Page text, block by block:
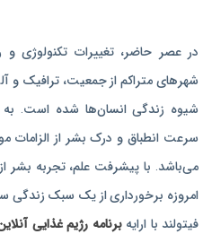
رژیم غذایی بارداری
برنامه رژیم درمانی
برنامه تمرین بدنسازی
برنامه تمرینی
محصولات طبیعی و سالم
در عصر حاضر،‌ تغییرات
شهرهای متراکم از جمعیت، ترافیک و
شیوه زندگی انسان‌ها شده است.
سرعت انطباق و درک بشر از الزامات
می‌باشد. با پیشرفت علم، تجربه بشر
امروزه برخورداری از یک سبک زندگی
فیتولند با ارایهبرنامه رژیم غذایی